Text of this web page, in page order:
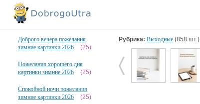
Доброго вечера пожелания
зимние картинки 2026
(25)
Пожелания хорошего дня
картинки зимние 2026
(25)
Спокойной ночи пожелания
зимние картинки 2026
(25)
Рубрика: Выходные (858 шт.)